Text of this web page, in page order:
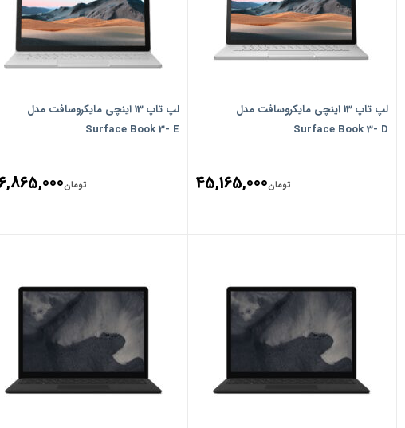
لپ تاپ 13 اینچی مایکروسافت مدل
Surface Book 3- D
تومان45,165,000
لپ تاپ 13 اینچی مایکروسافت مدل
Surface Book 3- E
تومان